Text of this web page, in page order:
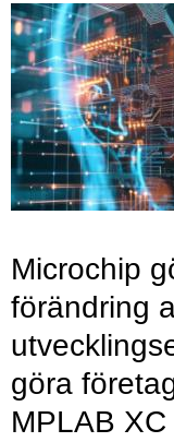
Microchip
förändring
göra
MPLAB